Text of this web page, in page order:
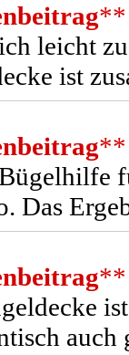
**
leicht
ist
**
Das
**
auch